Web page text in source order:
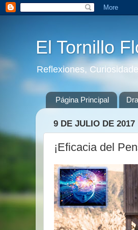
El Tornillo
Reflexiones,
Página Principal
9 DE JULIO DE 2017
¡Eficacia del